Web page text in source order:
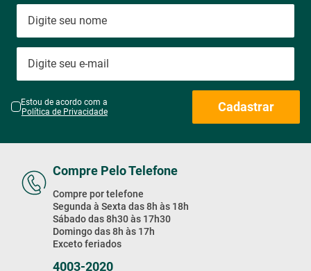
Estou de acordo com a
Política de Privacidade
Cadastrar
Compre Pelo Telefone
Compre por telefone
Segunda à Sexta das 8h às 18h
Sábado das 8h30 às 17h30
Domingo das 8h às 17h
Exceto feriados
4003-2020